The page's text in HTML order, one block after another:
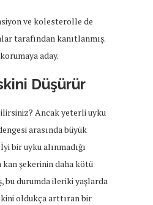
ve kolesterolle de
tarafından kanıtlanmış.
aday.
Düşürür
Ancak yeterli uyku
arasında büyük
bir uyku alınmadığı
kan şekerinin daha kötü
bu durumda ileriki yaşlarda
oldukça arttıran bir